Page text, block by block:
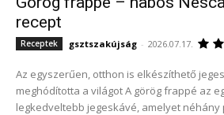
recept
Receptek gsztszakújság - 2026.07.17.
Az egyszerűen, otthon is elkészíthető
meghódította a világot A görög frappé az egyik legismertebb és
legkedveltebb jegeskávé, amelyet